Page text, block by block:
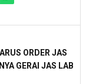
ORDER JAS
GERAI JAS LAB